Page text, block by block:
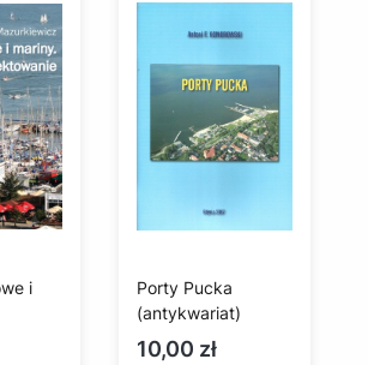
i
Porty Pucka
(antykwariat)
Cena
10,00 zł